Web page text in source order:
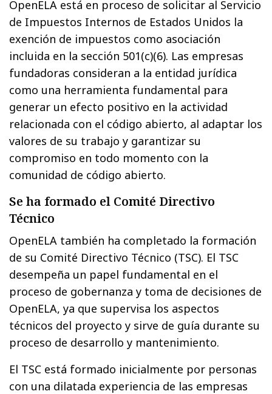
OpenELA está en proceso de solicitar al Servicio
de Impuestos Internos de Estados Unidos la
exención de impuestos como asociación
incluida en la sección 501(c)(6). Las empresas
fundadoras consideran a la entidad jurídica
como una herramienta fundamental para
generar un efecto positivo en la actividad
relacionada con el código abierto, al adaptar los
valores de su trabajo y garantizar su
compromiso en todo momento con la
comunidad de código abierto.
Se ha formado el Comité Directivo
Técnico
OpenELA también ha completado la formación
de su Comité Directivo Técnico (TSC). El TSC
desempeña un papel fundamental en el
proceso de gobernanza y toma de decisiones de
OpenELA, ya que supervisa los aspectos
técnicos del proyecto y sirve de guía durante su
proceso de desarrollo y mantenimiento.
El TSC está formado inicialmente por personas
con una dilatada experiencia de las empresas